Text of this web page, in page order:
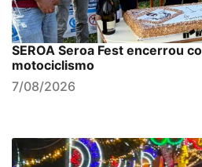
SEROA Seroa Fest encerrou
motociclismo
7/08/2026